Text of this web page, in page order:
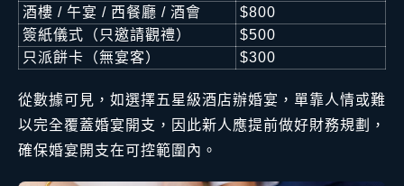
酒樓 / 午宴 / 西餐廳 / 酒會
$800
簽紙儀式（只邀請觀禮）
$500
只派餅卡（無宴客）
$300
從數據可見，如選擇五星級酒店辦婚宴，單靠人情或難
以完全覆蓋婚宴開支，因此新人應提前做好財務規劃，
確保婚宴開支在可控範圍內。